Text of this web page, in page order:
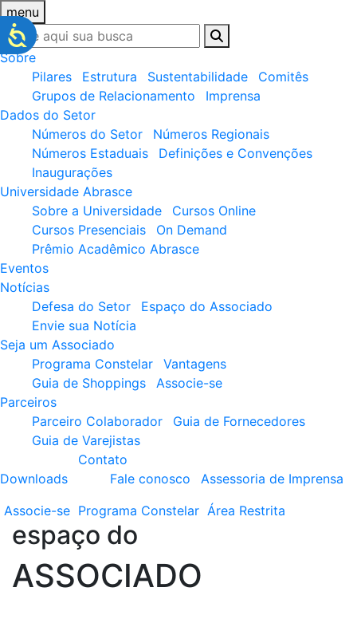
menu
Sobre
Pilares
Estrutura Sustentabilidade
Comitês
Grupos de Relacionamento
Imprensa
Dados do Setor
Números do Setor
Números Regionais
Números Estaduais
Definições e Convenções
Inaugurações
Universidade Abrasce
Sobre a Universidade
Cursos Online
Cursos Presenciais
On Demand
Prêmio Acadêmico Abrasce
Eventos
Notícias
Defesa do Setor
Espaço do Associado
Envie sua Notícia
Seja um Associado
Programa Constelar
Vantagens
Guia de Shoppings
Associe-se
Parceiros
Parceiro Colaborador
Guia de Fornecedores
Guia de Varejistas
Downloads
Contato
Fale conosco
Assessoria de Imprensa
Associe-se Programa Constelar Área Restrita
espaço do
ASSOCIADO